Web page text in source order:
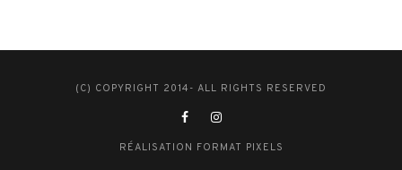
(C) COPYRIGHT 2014- ALL RIGHTS RESERVED
RÉALISATION FORMAT PIXELS